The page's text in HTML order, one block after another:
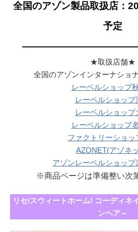
全国のアゾン製品取扱店：
予定
★取扱店舗★
全国のアゾンインターナショ
レーベルショップ
レーベルショップ
レーベルショップ
レーベルショップ
ファクトリーショッ
AZONET(アゾネ
アゾンレーベルショップ
※商品ページは準備整い次
リセ/スウィートホーム! コーディネ
ンヘア～